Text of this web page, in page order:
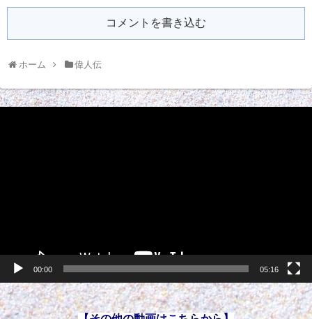
コメントを書き込む
ホーム 偉人伝
00:00 05:16